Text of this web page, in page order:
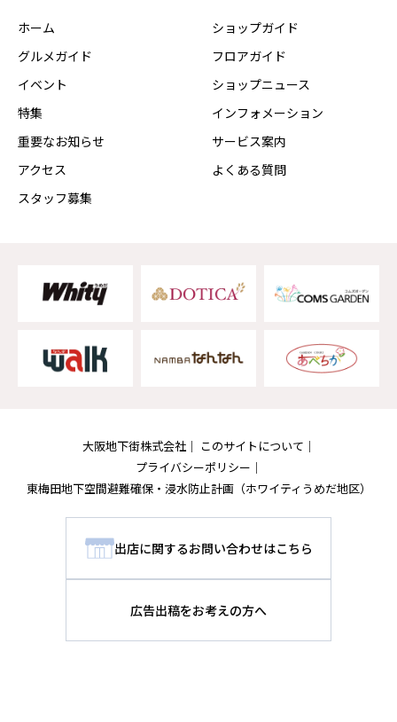
ホーム
グルメガイド
イベント
特集
重要なお知らせ
アクセス
スタッフ募集
ショップガイド
フロアガイド
ショップニュース
インフォメーション
サービス案内
よくある質問
大阪地下街株式会社
このサイトについて
プライバシーポリシー
東梅田地下空間避難確保・浸水防止計画（ホワイティうめだ地区）
出店に関するお問い合わせはこちら
広告出稿をお考えの方へ